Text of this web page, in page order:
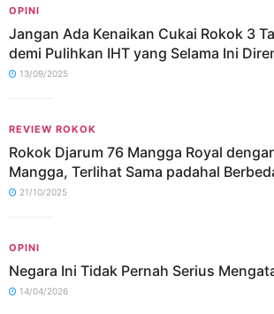
OPINI
Jangan Ada Kenaikan Cukai Rokok 3
demi Pulihkan IHT yang Selama Ini
13/09/2025
REVIEW ROKOK
Rokok Djarum 76 Mangga Royal
Mangga, Terlihat Sama padahal
21/10/2025
OPINI
Negara Ini Tidak Pernah Serius
14/04/2026